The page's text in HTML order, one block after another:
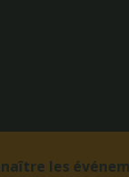
les